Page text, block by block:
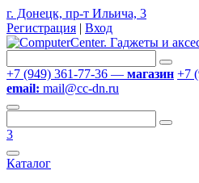
г. Донецк, пр-т Ильича, 3
Регистрация | Вход
+7 (949) 361-77-36 — магазин +7
email: mail@cc-dn.ru
3
Каталог